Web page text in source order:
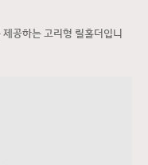
공하는 고리형 릴홀더입니